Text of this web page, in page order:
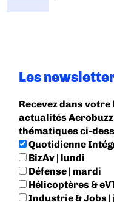
Les
Recevez dans
actualités
thématiques ci-
Quotidienne
BizAv | lundi
Défense | mardi
Hélicoptères &
Industrie & Jobs |